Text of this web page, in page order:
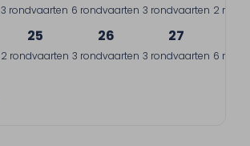
3 rondvaarten 6 rondvaarten 3 rondvaarten 2
25
2 rondvaarten
26
3 rondvaarten
27
3 rondvaarten 6